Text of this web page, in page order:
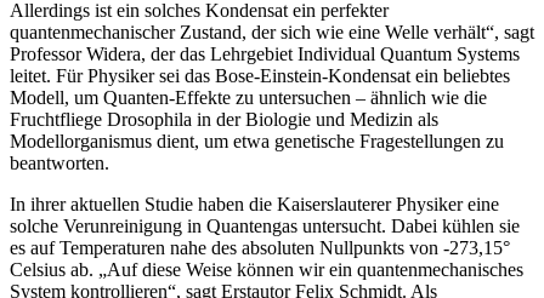
Allerdings ist ein solches Kondensat ein perfekter
quantenmechanischer Zustand, der sich wie eine Welle verhält“, sagt
Professor Widera, der das Lehrgebiet Individual Quantum Systems
leitet. Für Physiker sei das Bose-Einstein-Kondensat ein beliebtes
Modell, um Quanten-Effekte zu untersuchen – ähnlich wie die
Fruchtfliege Drosophila in der Biologie und Medizin als
Modellorganismus dient, um etwa genetische Fragestellungen zu
beantworten.
In ihrer aktuellen Studie haben die Kaiserslauterer Physiker eine
solche Verunreinigung in Quantengas untersucht. Dabei kühlen sie
es auf Temperaturen nahe des absoluten Nullpunkts von -273,15°
Celsius ab. „Auf diese Weise können wir ein quantenmechanisches
System kontrollieren“, sagt Erstautor Felix Schmidt. Als